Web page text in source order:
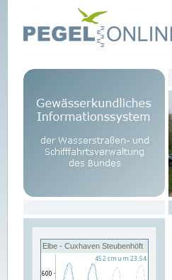
Elbe - Cuxhaven Steubenhöft